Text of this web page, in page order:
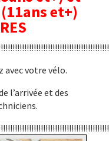
(11ans et+)
avec votre vélo.
l’arrivée et des